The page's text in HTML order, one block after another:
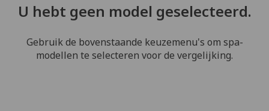
U hebt geen model geselecteerd.
Gebruik de bovenstaande keuzemenu's om spa-
modellen te selecteren voor de vergelijking.